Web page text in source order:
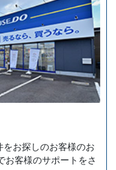
お探しのお客様のお
お客様のサポートをさ